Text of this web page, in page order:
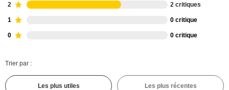
2 2 critiques
1 0 critique
0 0 critique
Trier par :
Les plus utiles Les plus récentes